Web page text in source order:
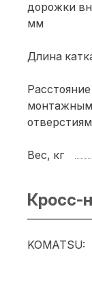
дорожки
мм
Длина
Вес, кг
Кросс-
KOMATSU: